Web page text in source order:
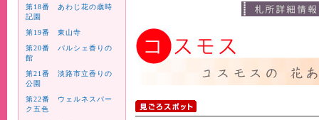
第18番 あわじ花の歳時
記園
第19番 東山寺
第20番 パルシェ香りの
館
第21番 淡路市立香りの
公園
第22番 ウェルネスパー
ク五色